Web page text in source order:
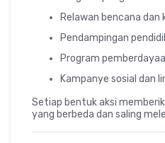
Relawan bencana dan
Pendampingan
Program
Kampanye sosial dan
Setiap bentuk aksi
yang berbeda dan saling